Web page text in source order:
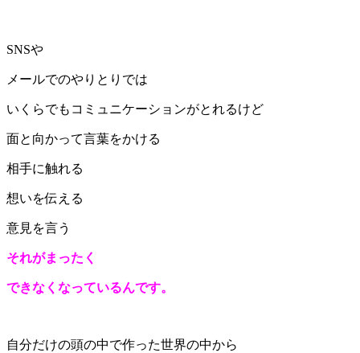
SNSや
メールでのやりとりでは
いくらでもコミュニケーションがとれるけど
面と向かって言葉をかける
相手に触れる
想いを伝える
意見を言う
それがまったく
できなくなっているんです。
自分だけの頭の中で作った世界の中から